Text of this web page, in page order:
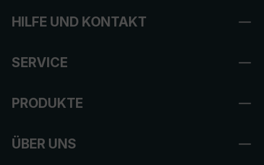
HILFE UND KONTAKT
SERVICE
PRODUKTE
ÜBER UNS